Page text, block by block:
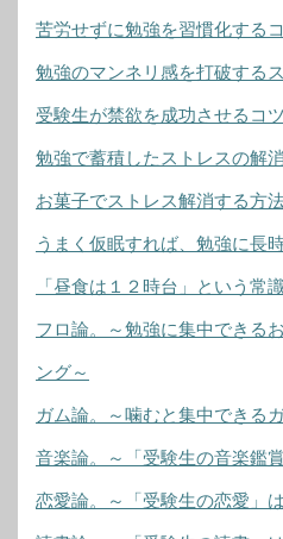
苦労せずに勉強を習慣化する
勉強のマンネリ感を打破する
受験生が禁欲を成功させるコツ
勉強で蓄積したストレスの解
お菓子でストレス解消する方
うまく仮眠すれば、勉強に長
「昼食は１２時台」という常
フロ論。～勉強に集中できる
ング～
ガム論。～噛むと集中できる
音楽論。～「受験生の音楽鑑
恋愛論。～「受験生の恋愛」